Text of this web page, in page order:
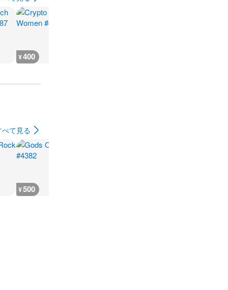
¥400
べて見る
¥500